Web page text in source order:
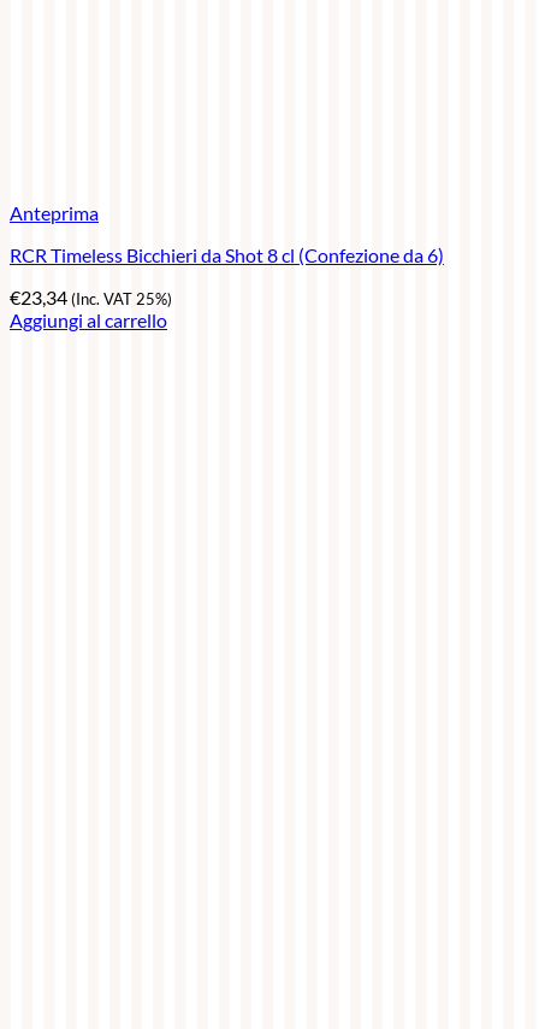
Anteprima
RCR Timeless Bicchieri da Shot 8 cl (Confezione da 6)
€23,34(Inc. VAT 25%)
Aggiungi al carrello